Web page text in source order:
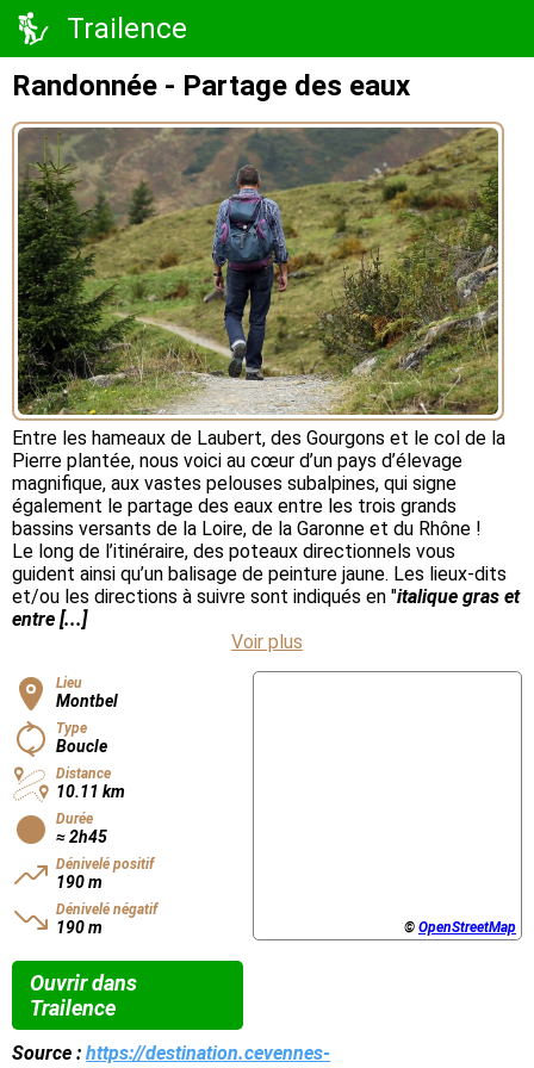
Trailence
Randonnée - Partage des eaux
Entre les hameaux de Laubert, des Gourgons et le col de la
Pierre plantée, nous voici au cœur d’un pays d’élevage
magnifique, aux vastes pelouses subalpines, qui signe
également le partage des eaux entre les trois grands
bassins versants de la Loire, de la Garonne et du Rhône !
Le long de l’itinéraire, des poteaux directionnels vous
guident ainsi qu’un balisage de peinture jaune. Les lieux-dits
et/ou les directions à suivre sont indiqués en "italique gras et
entre [...]
Voir plus
Lieu
Montbel
Type
Boucle
Distance
10.11 km
Durée
≈ 2h45
Dénivelé positif
190 m
Dénivelé négatif
190 m
Ouvrir dans
Trailence
© OpenStreetMap
Source : https://destination.cevennes-